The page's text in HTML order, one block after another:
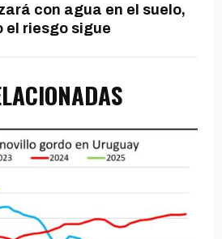
con agua en el suelo,
el riesgo sigue